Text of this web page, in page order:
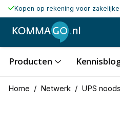
Kopen op rekening voor zakelijke
Producten
Home / Netwerk / UPS